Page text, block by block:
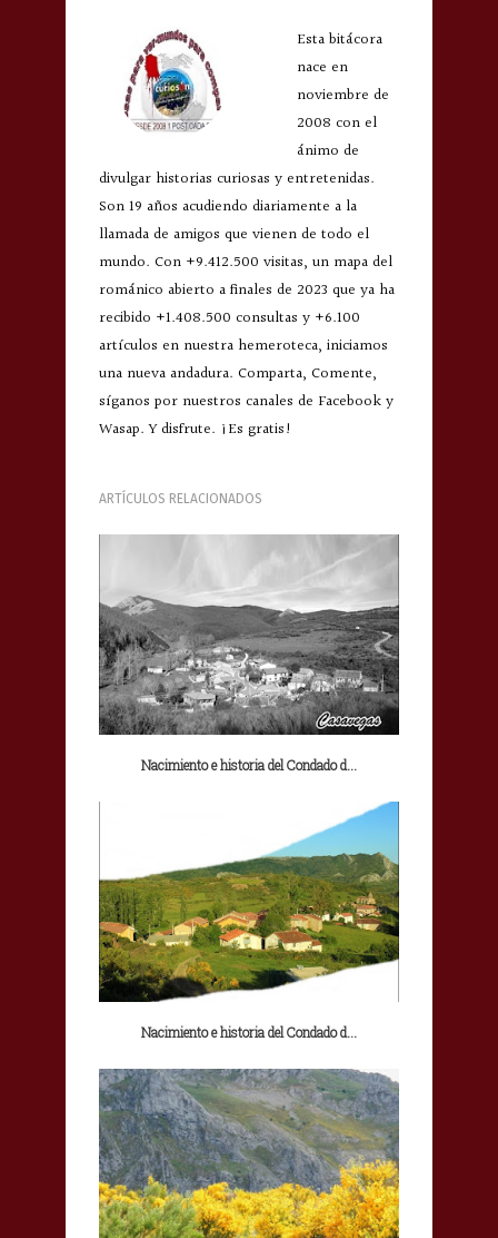
Esta bitácora
nace en
noviembre de
2008 con el
ánimo de
divulgar historias curiosas y entretenidas.
Son 19 años acudiendo diariamente a la
llamada de amigos que vienen de todo el
mundo. Con +9.412.500 visitas, un mapa del
románico abierto a finales de 2023 que ya ha
recibido +1.408.500 consultas y +6.100
artículos en nuestra hemeroteca, iniciamos
una nueva andadura. Comparta, Comente,
síganos por nuestros canales de Facebook y
Wasap. Y disfrute. ¡Es gratis!
ARTÍCULOS RELACIONADOS
Nacimiento e historia del Condado d...
Nacimiento e historia del Condado d...